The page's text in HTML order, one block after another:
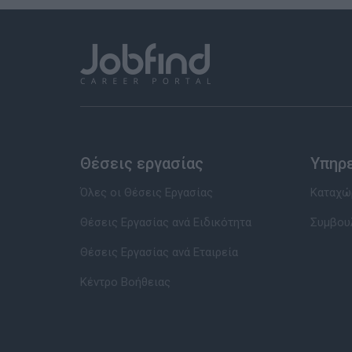
Θέσεις εργασίας
Όλες οι Θέσεις Εργασίας
Θέσεις Εργασίας ανά Ειδικότητα
Θέσεις Εργασίας ανά Εταιρεία
Κέντρο Βοήθειας